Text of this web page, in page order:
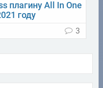
плагину All In One
году
3